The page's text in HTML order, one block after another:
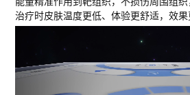
治疗时皮肤温度更低、体验更舒适，效果